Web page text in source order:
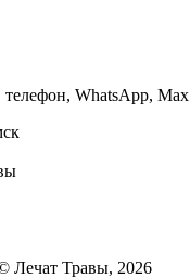
телефон, WhatsApp, Мах
Лечат Травы, 2026